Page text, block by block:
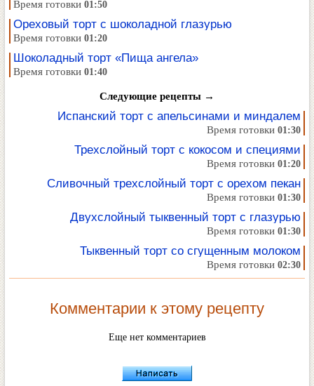
Время готовки 01:50
Ореховый торт с шоколадной глазурью
Время готовки 01:20
Шоколадный торт «Пища ангела»
Время готовки 01:40
Следующие рецепты →
Испанский торт с апельсинами и миндалем
Время готовки 01:30
Трехслойный торт с кокосом и специями
Время готовки 01:20
Сливочный трехслойный торт с орехом пекан
Время готовки 01:30
Двухслойный тыквенный торт с глазурью
Время готовки 01:30
Тыквенный торт со сгущенным молоком
Время готовки 02:30
Комментарии к этому рецепту
Еще нет комментариев